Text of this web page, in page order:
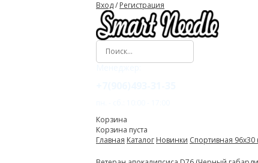
Вход/ Регистрация
Корзина
Корзина пуста
Главная Каталог Новинки Спортивная